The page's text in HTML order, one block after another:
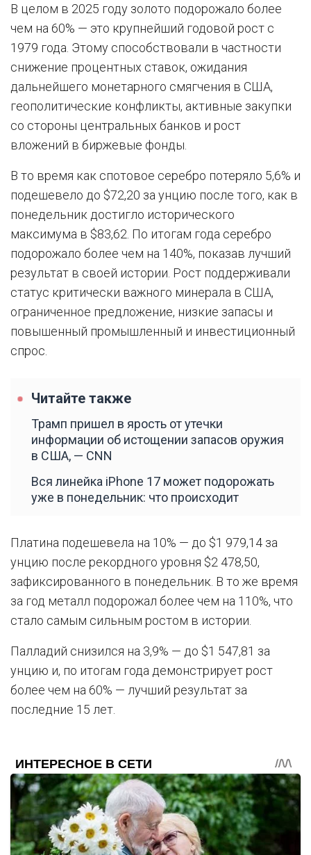
В целом в 2025 году золото подорожало более
чем на 60% — это крупнейший годовой рост с
1979 года. Этому способствовали в частности
снижение процентных ставок, ожидания
дальнейшего монетарного смягчения в США,
геополитические конфликты, активные закупки
со стороны центральных банков и рост
вложений в биржевые фонды.
В то время как спотовое серебро потеряло 5,6% и
подешевело до $72,20 за унцию после того, как в
понедельник достигло исторического
максимума в $83,62. По итогам года серебро
подорожало более чем на 140%, показав лучший
результат в своей истории. Рост поддерживали
статус критически важного минерала в США,
ограниченное предложение, низкие запасы и
повышенный промышленный и инвестиционный
спрос.
Читайте также
Трамп пришел в ярость от утечки
информации об истощении запасов оружия
в США, — CNN
Вся линейка iPhone 17 может подорожать
уже в понедельник: что происходит
Платина подешевела на 10% — до $1 979,14 за
унцию после рекордного уровня $2 478,50,
зафиксированного в понедельник. В то же время
за год металл подорожал более чем на 110%, что
стало самым сильным ростом в истории.
Палладий снизился на 3,9% — до $1 547,81 за
унцию и, по итогам года демонстрирует рост
более чем на 60% — лучший результат за
последние 15 лет.